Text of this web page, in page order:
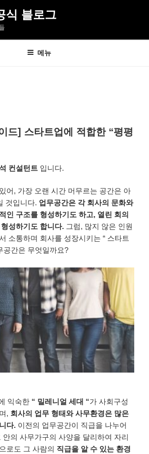
식 블로그
메뉴
드] 스타트업에 적합한 “평평
컨설턴트 입니다.
어, 가장 오랜 시간 머무르는 공간은 아
것입니다. 업무공간은 각 회사의 문화와
인 구조를 형성하기도 하고, 열린 회의
성하기도 합니다. 그럼, 많지 않은 인원
소통하며 회사를 성장시키는 “ 스타트
공간은 무엇일까요?
익숙한 “ 밀레니얼 세대 “가 사회구성
, 회사의 업무 형태와 사무환경은 많은
다. 이전의 업무공간이 직급을 나누어
안의 사무가구의 사양을 달리하여 자리
로도 그 사람의 직급을 알 수 있는 환경